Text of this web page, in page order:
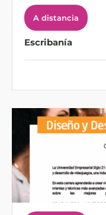
A distancia
Escribanía